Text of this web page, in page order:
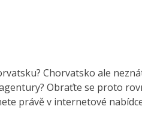
Chorvatsko ale
Obraťte se proto
právě v internetové